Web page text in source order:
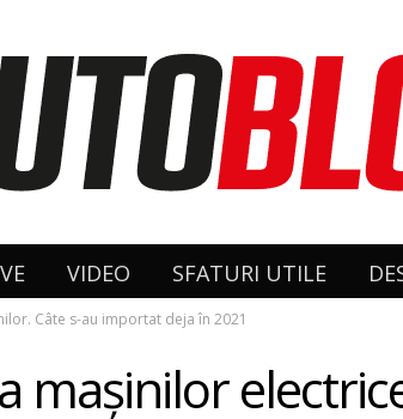
VIDEO SFATURI UTILE
Câte s-au importat deja în 2021
mașinilor